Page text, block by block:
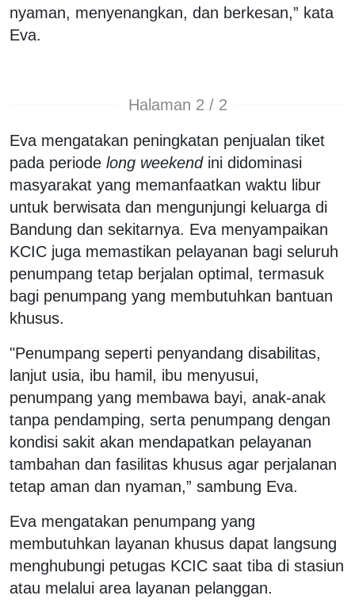
nyaman, menyenangkan, dan berkesan,” kata
Eva.
Halaman 2 / 2
Eva mengatakan peningkatan penjualan tiket
pada periode long weekendini didominasi
masyarakat yang memanfaatkan waktu libur
untuk berwisata dan mengunjungi keluarga di
Bandung dan sekitarnya. Eva menyampaikan
KCIC juga memastikan pelayanan bagi seluruh
penumpang tetap berjalan optimal, termasuk
bagi penumpang yang membutuhkan bantuan
khusus.
"Penumpang seperti penyandang disabilitas,
lanjut usia, ibu hamil, ibu menyusui,
penumpang yang membawa bayi, anak-anak
tanpa pendamping, serta penumpang dengan
kondisi sakit akan mendapatkan pelayanan
tambahan dan fasilitas khusus agar perjalanan
tetap aman dan nyaman,” sambung Eva.
Eva mengatakan penumpang yang
membutuhkan layanan khusus dapat langsung
menghubungi petugas KCIC saat tiba di stasiun
atau melalui area layanan pelanggan.